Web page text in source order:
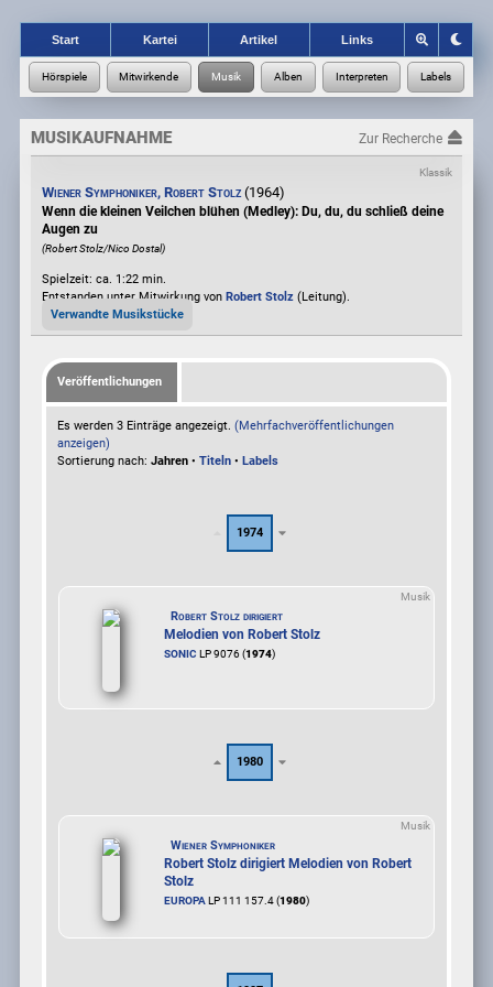
Start Kartei Artikel Links
MUSIKAUFNAHME Zur Recherche
Klassik
Wiener Symphoniker, Robert Stolz(1964)
Wenn die kleinen Veilchen blühen (Medley): Du, du, du schließ deine
Augen zu
(Robert Stolz/Nico Dostal)
Spielzeit: ca. 1:22 min.
Entstanden unter Mitwirkung von Robert Stolz(Leitung).
Verwandte Musikstücke
Veröffentlichungen
Es werden 3 Einträge angezeigt. (Mehrfachveröffentlichungen
anzeigen)
Sortierung nach: Jahren• Titeln• Labels
1974
Musik
Robert Stolz dirigiert
Melodien von Robert Stolz
SONIC LP 9076 (1974)
1980
Musik
Wiener Symphoniker
Robert Stolz dirigiert Melodien von Robert
Stolz
EUROPALP 111 157.4 (1980)